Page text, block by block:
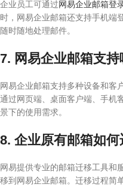
企业员工可通过 网易企业邮箱登
时，网易企业邮箱还支持手机端
随时随地处理邮件。
7. 网易企业邮箱支
网易企业邮箱支持多种设备和客
通过网页端、桌面客户端、手机
景下的使用需求。
8. 企业原有邮箱如
网易提供专业的邮箱迁移工具和
移到网易企业邮箱。迁移过程简